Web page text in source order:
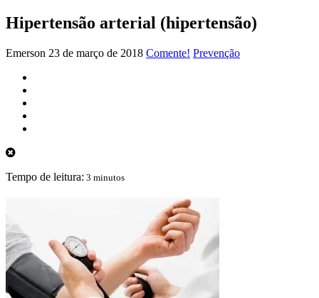
Hipertensão arterial (hipertensão)
Emerson 23 de março de 2018 Comente! Prevenção
Tempo de leitura: 3 minutos